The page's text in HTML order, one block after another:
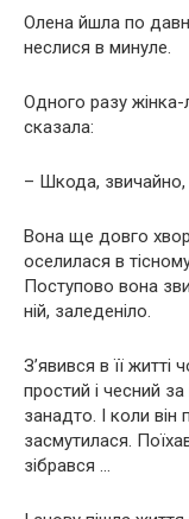
Олена йшла по
неслися в минуле.
Одного разу жінка-
сказала:
– Шкода, звичайно,
Вона ще довго
оселилася в
Поступово вона
ній, заледеніло.
З’явився в її житті
простий і чесний
занадто. І коли він
засмутилася.
зібрався …